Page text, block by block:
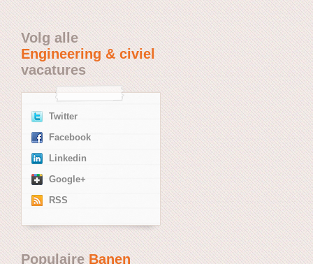
Volg alle
Engineering & civiel
vacatures
Twitter
Facebook
Linkedin
Google+
RSS
PopulaireBanen